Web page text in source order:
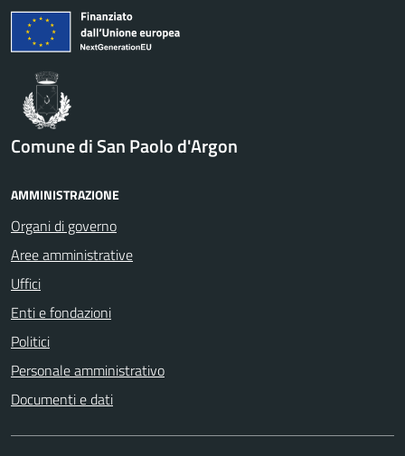
Comune di San Paolo d'Argon
AMMINISTRAZIONE
Organi di governo
Aree amministrative
Uffici
Enti e fondazioni
Politici
Personale amministrativo
Documenti e dati